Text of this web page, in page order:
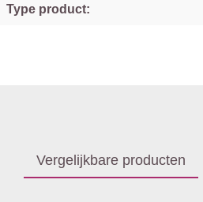
Type product:
Vergelijkbare producten